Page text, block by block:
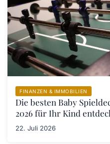
FINANZEN & IMMOBILIEN
Die besten Baby
2026 für Ihr Kind
22. Juli 2026